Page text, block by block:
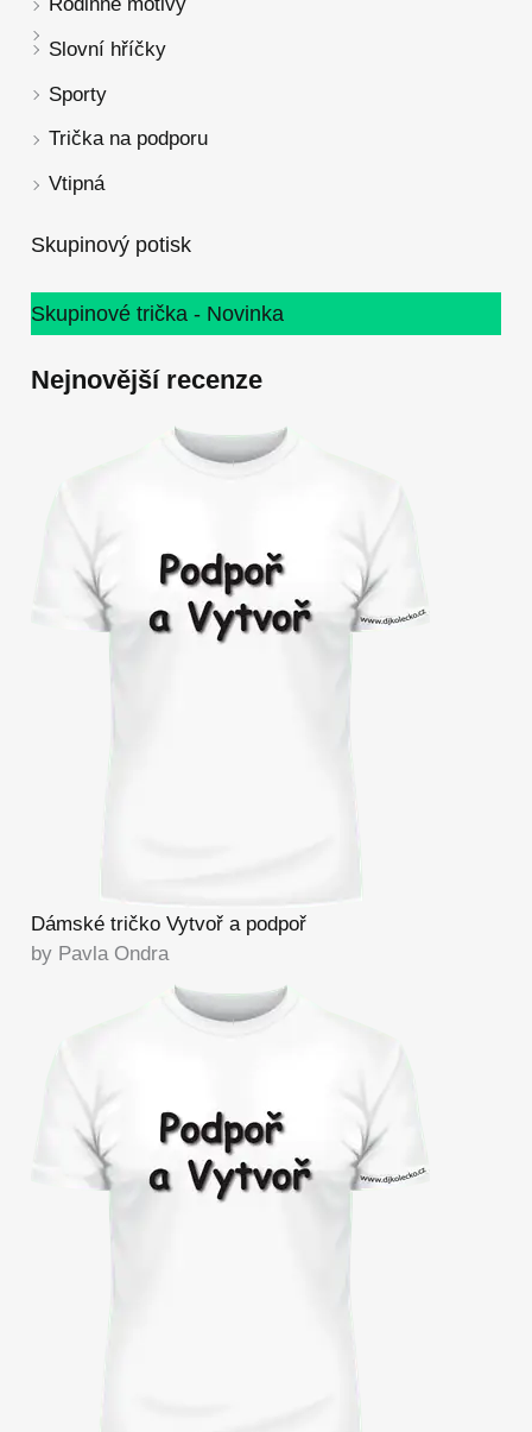
Slovní hříčky
Sporty
Trička na podporu
Vtipná
Skupinový potisk
Skupinové trička - Novinka
Nejnovější recenze
Dámské tričko Vytvoř a podpoř
by Pavla Ondra